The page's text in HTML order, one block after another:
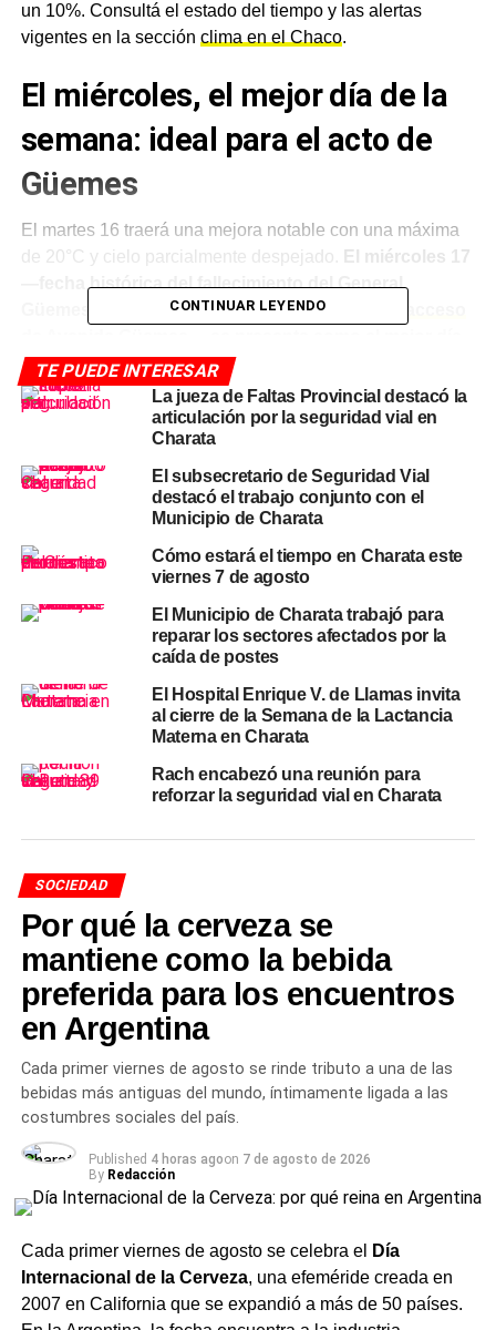
un 10%. Consultá el estado del tiempo y las alertas
vigentes en la sección clima en el Chaco.
El miércoles, el mejor día de la
semana: ideal para el acto de
Güemes
El martes 16 traerá una mejora notable con una máxima
de 20°C y cielo parcialmente despejado.
El miércoles 17
—fecha histórica del fallecimiento del General
acto oficial en Charata en el acceso
de la semana, con una máxima de 21°C y solo un 10%
de probabilidad de lluvia. Las condiciones son ideales
para la ceremonia al aire libre prevista a las 10.
El jueves trae un cambio
importante
El jueves 18 marca el regreso de las precipitaciones: la
probabilidad de lluvia trepa al 65% con una máxima de
18°C.
Quienes tengan actividades al aire libre para ese
día deberán seguir de cerca la evolución del
El viernes 19 modera con 19°C y un 20% de
chances de lluvia.
No hay alertas del Servicio Meteorológico Nacional
(SMN) informadas para elDepartamento Chacabuco
momento de esta publicación. Ante cualquier cambio, el
Para másnoticias de Charata
actualizada.
TEMAS RELACIONADOS
CLIMA EN CHARATA HOY
NOTICIAS CHARATA
NOTICIAS DE CHARATA CHACO HOY
TIEMPO CHACO JUNIO 2026
ACTUALIDAD
La Parroquia de Charata celebra su Novena
Patronal del 18 al 27 de junio bajo el lema «En
comunión, participación y misión»
NOTICIAS
Domingo gris en Charata pero la semana
promete: hasta 21°C el miércoles antes de una
lluvia importante el jueves
CONTINUAR LEYENDO
TE PUEDE INTERESAR
La jueza de Faltas Provincial destacó la
articulación por la seguridad vial en
Charata
El subsecretario de Seguridad Vial
destacó el trabajo conjunto con el
Municipio de Charata
Cómo estará el tiempo en Charata este
viernes 7 de agosto
El Municipio de Charata trabajó para
reparar los sectores afectados por la
caída de postes
El Hospital Enrique V. de Llamas invita
al cierre de la Semana de la Lactancia
Materna en Charata
Rach encabezó una reunión para
reforzar la seguridad vial en Charata
SOCIEDAD
Por qué la cerveza se
mantiene como la bebida
preferida para los encuentros
en Argentina
Cada primer viernes de agosto se rinde tributo a una de las
bebidas más antiguas del mundo, íntimamente ligada a las
costumbres sociales del país.
Published 4 horas agoon 7 de agosto de 2026
By Redacción
Cada primer viernes de agosto se celebra el
Día
Internacional de la Cerveza, una efeméride creada en
2007 en California que se expandió a más de 50 países.